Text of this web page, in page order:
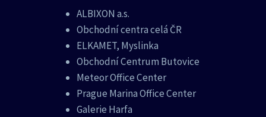
ALBIXON a.s.
Obchodní centra celá ČR
ELKAMET, Myslinka
Obchodní Centrum Butovice
Meteor Office Center
Prague Marina Office Center
Galerie Harfa